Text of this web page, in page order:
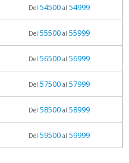
Del 54500al 54999
Del 55500al 55999
Del 56500al 56999
Del 57500al 57999
Del 58500al 58999
Del 59500al 59999